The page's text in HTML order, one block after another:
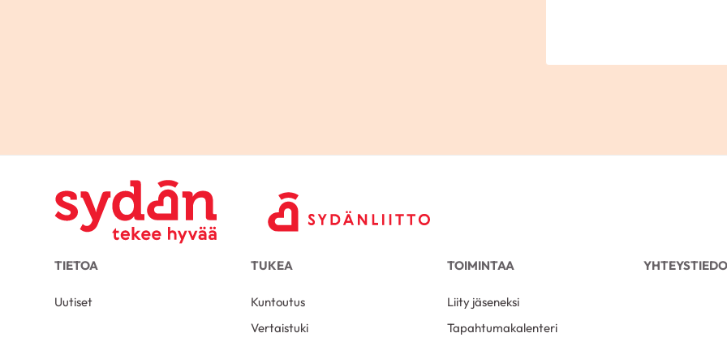
TIETOA
Uutiset
TUKEA
Kuntoutus
Vertaistuki
TOIMINTAA
Liity jäseneksi
Tapahtumakalenteri